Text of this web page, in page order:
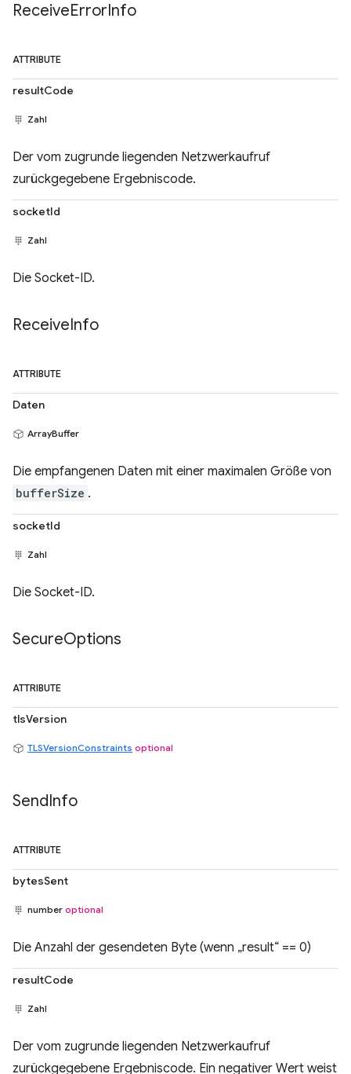
ReceiveErrorInfo
ATTRIBUTE
resultCode
Zahl
Der vom zugrunde liegenden Netzwerkaufruf
zurückgegebene Ergebniscode.
socketId
Zahl
Die Socket-ID.
ReceiveInfo
ATTRIBUTE
Daten
ArrayBuffer
Die empfangenen Daten mit einer maximalen Größe von
bufferSize .
socketId
Zahl
Die Socket-ID.
SecureOptions
ATTRIBUTE
tlsVersion
TLSVersionConstraints optional
SendInfo
ATTRIBUTE
bytesSent
number optional
Die Anzahl der gesendeten Byte (wenn „result“ == 0)
resultCode
Zahl
Der vom zugrunde liegenden Netzwerkaufruf
zurückgegebene Ergebniscode. Ein negativer Wert weist